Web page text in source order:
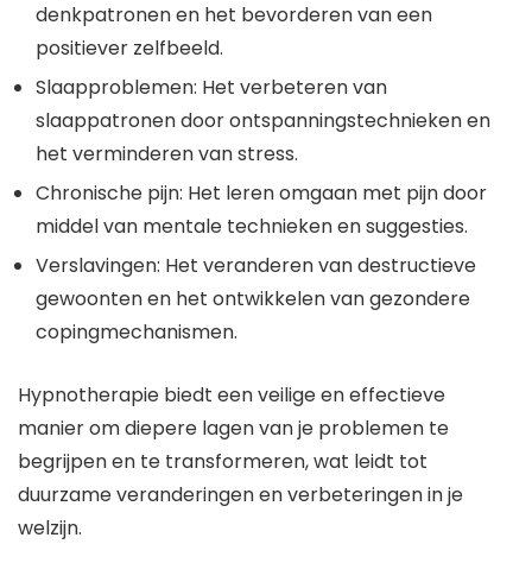
denkpatronen en het bevorderen van een
positiever zelfbeeld.
Slaapproblemen: Het verbeteren van
slaappatronen door ontspanningstechnieken en
het verminderen van stress.
Chronische pijn: Het leren omgaan met pijn door
middel van mentale technieken en suggesties.
Verslavingen: Het veranderen van destructieve
gewoonten en het ontwikkelen van gezondere
copingmechanismen.
Hypnotherapie biedt een veilige en effectieve
manier om diepere lagen van je problemen te
begrijpen en te transformeren, wat leidt tot
duurzame veranderingen en verbeteringen in je
welzijn.